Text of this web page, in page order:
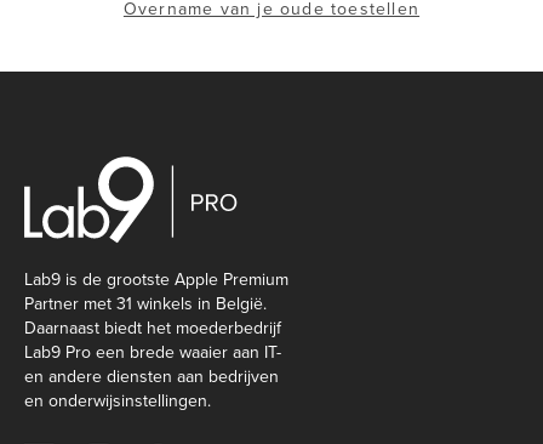
Overname van je oude toestellen
Lab9 is de grootste Apple Premium
Partner met 31 winkels in België.
Daarnaast biedt het moederbedrijf
Lab9 Pro een brede waaier aan IT-
en andere diensten aan bedrijven
en onderwijsinstellingen.